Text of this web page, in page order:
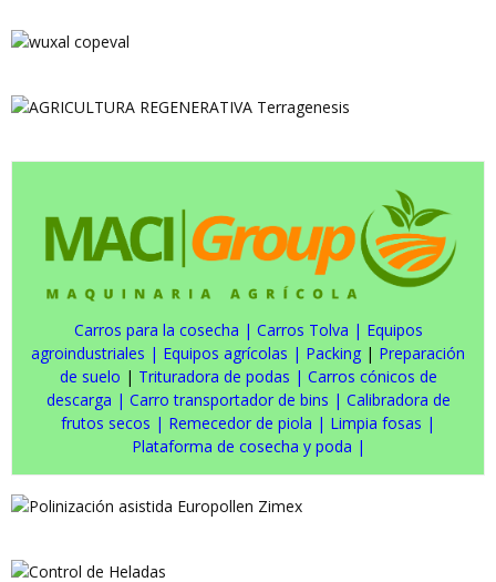
Carros para la cosecha | Carros Tolva | Equipos
agroindustriales | Equipos agrícolas | Packing | Preparación
de suelo | Trituradora de podas | Carros cónicos de
descarga | Carro transportador de bins | Calibradora de
frutos secos | Remecedor de piola | Limpia fosas |
Plataforma de cosecha y poda |